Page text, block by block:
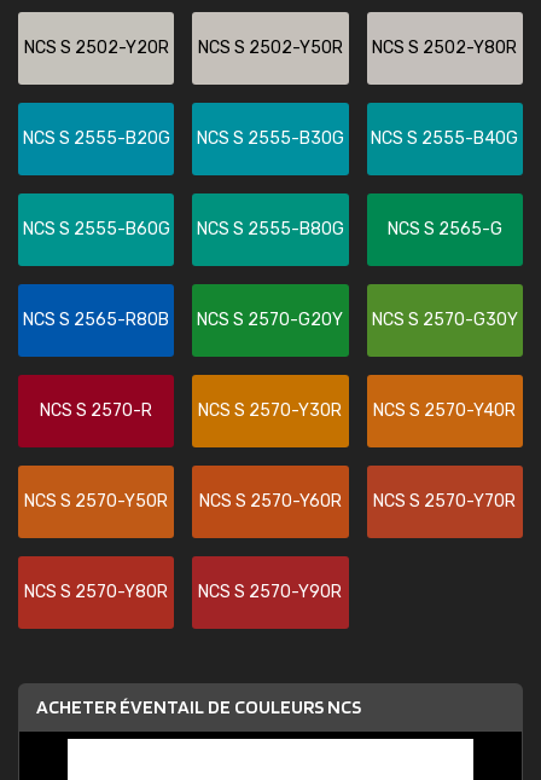
NCS S 2502-Y20R NCS S 2502-Y50R NCS S 2502-Y80R
NCS S 2555-B20G NCS S 2555-B30G NCS S 2555-B40G
NCS S 2555-B60G NCS S 2555-B80G NCS S 2565-G
NCS S 2565-R80B NCS S 2570-G20Y NCS S 2570-G30Y
NCS S 2570-R NCS S 2570-Y30R NCS S 2570-Y40R
NCS S 2570-Y50R NCS S 2570-Y60R NCS S 2570-Y70R
NCS S 2570-Y80R NCS S 2570-Y90R
ACHETER ÉVENTAIL DE COULEURS NCS